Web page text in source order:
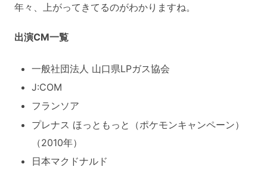
年々、上がってきてるのがわかりますね。
出演CM一覧
一般社団法人 山口県LPガス協会
J:COM
フランソア
プレナス ほっともっと（ポケモンキャンペーン）
（2010年）
日本マクドナルド